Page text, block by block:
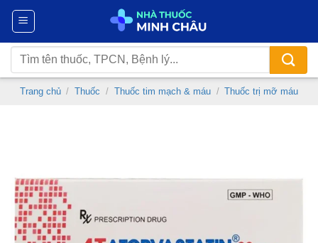
Chuyển
nội
dung
Tìm
kiếm:
Trang chủ / Thuốc / Thuốc tim mạch & máu / Thuốc trị mỡ máu